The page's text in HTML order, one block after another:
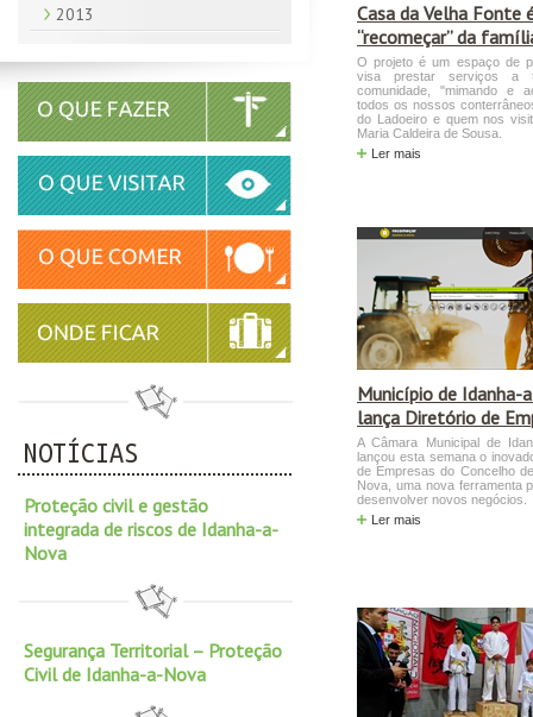
2013
NOTÍCIAS
Proteção civil e gestão
integrada de riscos de Idanha-a-
Nova
Segurança Territorial – Proteção
Civil de Idanha-a-Nova
Casa da Velha Fonte
“recomeçar” da
O projeto é um espaço de
visa prestar serviços a
comunidade, "mimando e
todos os nossos
do Ladoeiro e quem nos
Maria Caldeira de Sousa.
Ler mais
Município de Idanha-
lança Diretório de
A Câmara Municipal de
lançou esta semana o
de Empresas do Concelho
Nova, uma nova ferramenta
desenvolver novos negócios.
Ler mais